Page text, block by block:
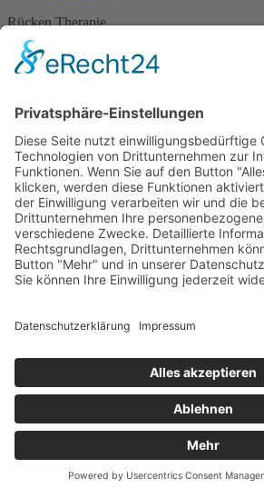
Rücken Therapie
Therapeutisches Klettern
Entspannungstraining
Zumba Gold
Rückbildungsgymnastik
Kinder Therapie
Krankengymnastik nach Vojta für
Krankengymnastik nach Bobath für
Krankengymnastik für Kinder
Therapeuten
Kontakt
Sponsoring
Gutscheine
Datenschutz
Alle auf dieser Webseite genannten
stellen kein Heilversprechen dar.